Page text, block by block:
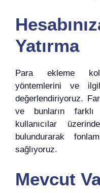
Yatırma
Para ekleme
yöntemlerini ve
değerlendiriyoruz.
ve bunların farklı
kullanıcılar
bulundurarak
sağlıyoruz.
Mevcut